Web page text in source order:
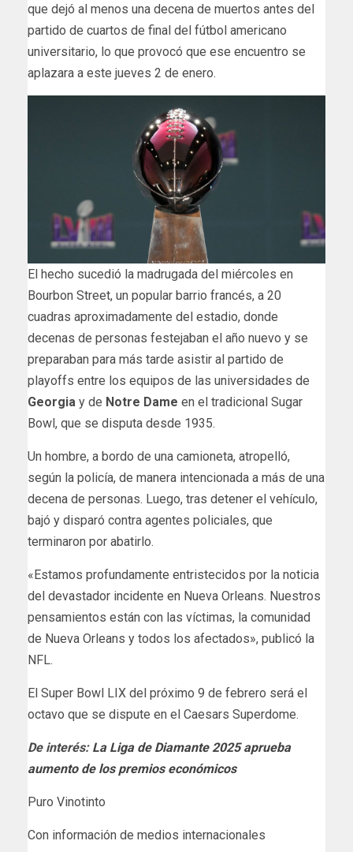
que dejó al menos una decena de muertos antes del
partido de cuartos de final del fútbol americano
universitario, lo que provocó que ese encuentro se
aplazara a este jueves 2 de enero.
El hecho sucedió la madrugada del miércoles en
Bourbon Street, un popular barrio francés, a 20
cuadras aproximadamente del estadio, donde
decenas de personas festejaban el año nuevo y se
preparaban para más tarde asistir al partido de
playoffs entre los equipos de las universidades de
Georgia y de Notre Dame en el tradicional Sugar
Bowl, que se disputa desde 1935.
Un hombre, a bordo de una camioneta, atropelló,
según la policía, de manera intencionada a más de una
decena de personas. Luego, tras detener el vehículo,
bajó y disparó contra agentes policiales, que
terminaron por abatirlo.
«Estamos profundamente entristecidos por la noticia
del devastador incidente en Nueva Orleans. Nuestros
pensamientos están con las víctimas, la comunidad
de Nueva Orleans y todos los afectados», publicó la
NFL.
El Super Bowl LIX del próximo 9 de febrero será el
octavo que se dispute en el Caesars Superdome.
De interés: La Liga de Diamante 2025 aprueba
aumento de los premios económicos
Puro Vinotinto
Con información de medios internacionales